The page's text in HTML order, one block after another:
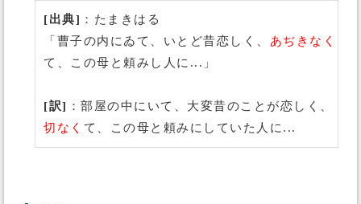
[出典] ：たまきはる
「曹子の内にゐて、いとど昔恋しく、 あぢきなく
て、この母と頼みし人に...」
[訳] ：部屋の中にいて、大変昔のことが恋しく、
切なく て、この母と頼みにしていた人に...